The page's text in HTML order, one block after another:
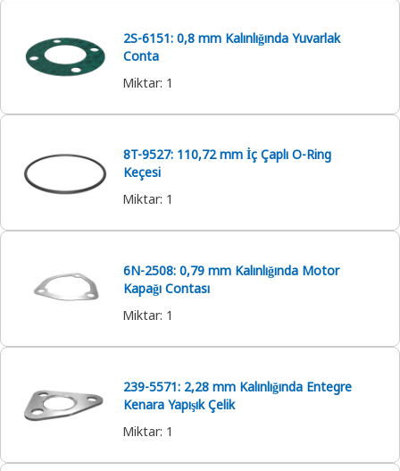
2S-6151: 0,8 mm Kalınlığında Yuvarlak
Conta
Miktar: 1
8T-9527: 110,72 mm İç Çaplı O-Ring
Keçesi
Miktar: 1
6N-2508: 0,79 mm Kalınlığında Motor
Kapağı Contası
Miktar: 1
239-5571: 2,28 mm Kalınlığında Entegre
Kenara Yapışık Çelik
Miktar: 1